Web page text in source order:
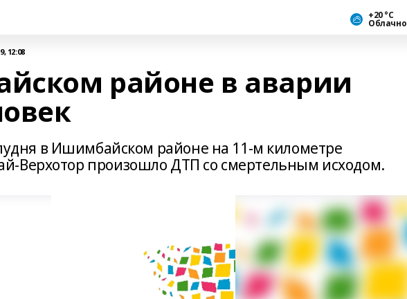
+20 °С
Облачно
12:08
районе в аварии
в Ишимбайском районе на 11-м километре
Верхотор произошло ДТП со смертельным исходом.